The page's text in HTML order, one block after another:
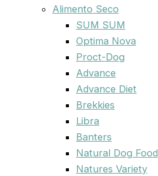
Alimento Seco
SUM SUM
Optima Nova
Proct-Dog
Advance
Advance Diet
Brekkies
Libra
Banters
Natural Dog Food
Natures Variety